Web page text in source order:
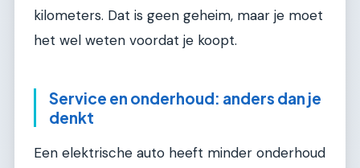
kilometers. Dat is geen geheim, maar je moet
het wel weten voordat je koopt.
Service en onderhoud: anders dan je
denkt
Een elektrische auto heeft minder onderhoud